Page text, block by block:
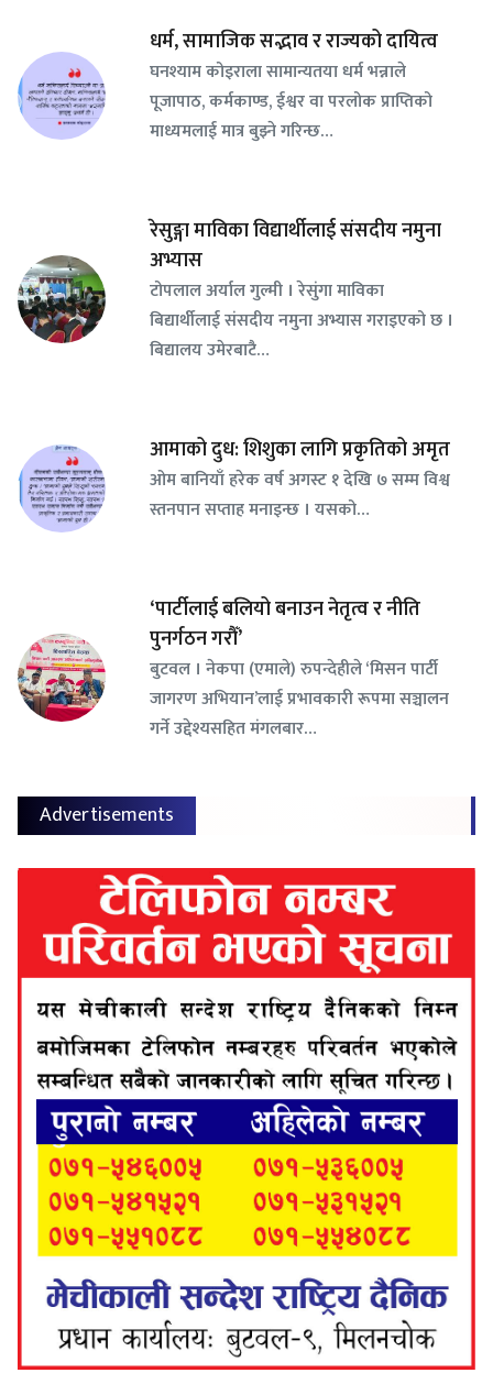
धर्म, सामाजिक सद्भाव र राज्यको दायित्व
घनश्याम कोइराला सामान्यतया धर्म भन्नाले
पूजापाठ, कर्मकाण्ड, ईश्वर वा परलोक प्राप्तिको
माध्यमलाई मात्र बुझ्ने गरिन्छ…
रेसुङ्गा माविका विद्यार्थीलाई संसदीय नमुना
अभ्यास
टोपलाल अर्याल गुल्मी । रेसुंगा माविका
बिद्यार्थीलाई संसदीय नमुना अभ्यास गराइएको छ ।
बिद्यालय उमेरबाटै…
आमाको दुध: शिशुका लागि प्रकृतिको अमृत
ओम बानियाँ हरेक वर्ष अगस्ट १ देखि ७ सम्म विश्व
स्तनपान सप्ताह मनाइन्छ । यसको…
‘पार्टीलाई बलियो बनाउन नेतृत्व र नीति
पुनर्गठन गरौँ’
बुटवल । नेकपा (एमाले) रुपन्देहीले ‘मिसन पार्टी
जागरण अभियान’लाई प्रभावकारी रूपमा सञ्चालन
गर्ने उद्देश्यसहित मंगलबार…
Advertisements